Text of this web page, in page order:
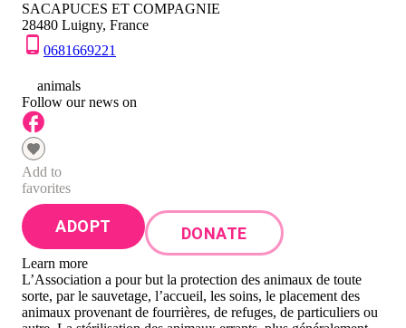
SACAPUCES ET COMPAGNIE
28480 Luigny, France
0681669221
animals
Follow our news on
Add to
favorites
ADOPT DONATE
Learn more
L’Association a pour but la protection des animaux de toute
sorte, par le sauvetage, l’accueil, les soins, le placement des
animaux provenant de fourrières, de refuges, de particuliers ou